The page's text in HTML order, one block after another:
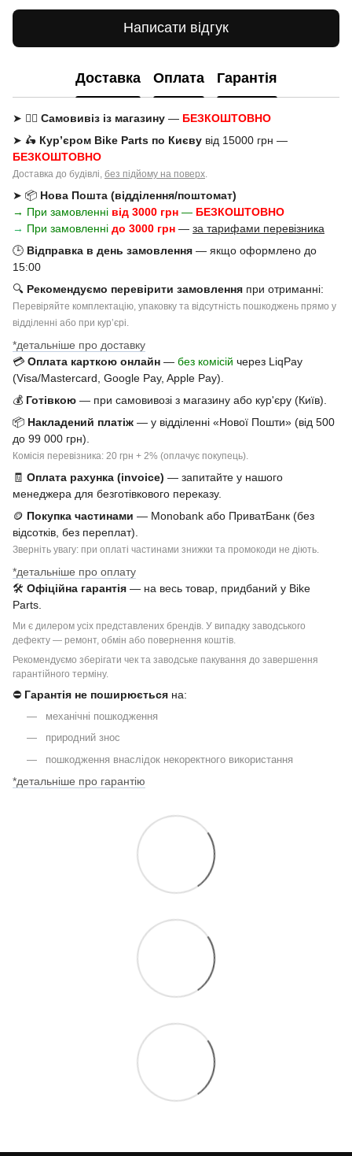
Написати відгук
Доставка Оплата Гарантія
➤ 🚶‍♂️ Самовивіз із магазину — БЕЗКОШТОВНО
➤ 🛵 Кур’єром Bike Parts по Києву від 15000 грн —
БЕЗКОШТОВНО
Доставка до будівлі, без підйому на поверх.
➤ 📦 Нова Пошта (відділення/поштомат)
→ При замовленні від 3000 грн — БЕЗКОШТОВНО
→ При замовленні до 3000 грн — за тарифами перевізника
🕒 Відправка в день замовлення — якщо оформлено до
15:00
🔍 Рекомендуємо перевірити замовлення при отриманні:
Перевіряйте комплектацію, упаковку та відсутність пошкоджень прямо у
відділенні або при курʼєрі.
*детальніше про доставку
💳 Оплата карткою онлайн — без комісій через LiqPay
(Visa/Mastercard, Google Pay, Apple Pay).
💰 Готівкою — при самовивозі з магазину або кур'єру (Київ).
📦 Накладений платіж — у відділенні «Нової Пошти» (від 500
до 99 000 грн).
Комісія перевізника: 20 грн + 2% (оплачує покупець).
🧾 Оплата рахунка (invoice) — запитайте у нашого
менеджера для безготівкового переказу.
🪙 Покупка частинами — Monobank або ПриватБанк (без
відсотків, без переплат).
Зверніть увагу: при оплаті частинами знижки та промокоди не діють.
*детальніше про оплату
🛠 Офіційна гарантія — на весь товар, придбаний у Bike
Parts.
Ми є дилером усіх представлених брендів. У випадку заводського
дефекту — ремонт, обмін або повернення коштів.
Рекомендуємо зберігати чек та заводське пакування до завершення
гарантійного терміну.
⛔ Гарантія не поширюється на:
механічні пошкодження
природний знос
пошкодження внаслідок некоректного використання
*детальніше про гарантію